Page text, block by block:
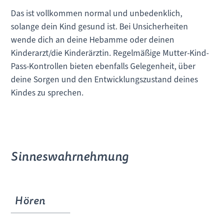
Das ist vollkommen normal und unbedenklich,
solange dein Kind gesund ist. Bei Unsicherheiten
wende dich an deine Hebamme oder deinen
Kinderarzt/die Kinderärztin. Regelmäßige Mutter-Kind-
Pass-Kontrollen bieten ebenfalls Gelegenheit, über
deine Sorgen und den Entwicklungszustand deines
Kindes zu sprechen.
Sinneswahrnehmung
Hören